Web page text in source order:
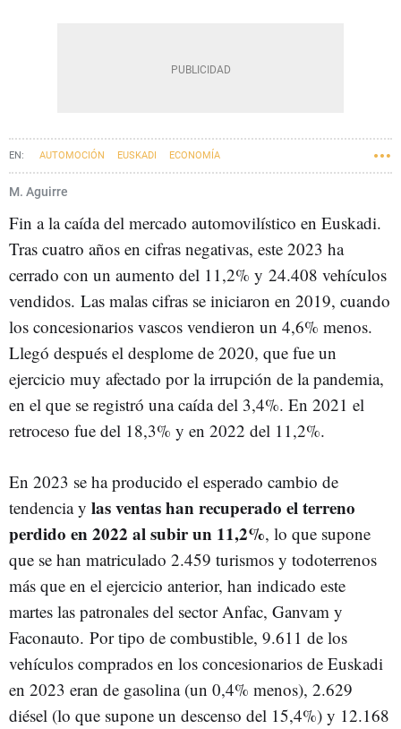
AUTOMOCIÓN EUSKADI ECONOMÍA
M. Aguirre
Fin a la caída del mercado automovilístico en Euskadi.
Tras cuatro años en cifras negativas, este 2023 ha
cerrado con un aumento del 11,2% y 24.408 vehículos
vendidos. Las malas cifras se iniciaron en 2019, cuando
los concesionarios vascos vendieron un 4,6% menos.
Llegó después el desplome de 2020, que fue un
ejercicio muy afectado por la irrupción de la pandemia,
en el que se registró una caída del 3,4%. En 2021 el
retroceso fue del 18,3% y en 2022 del 11,2%.
En 2023 se ha producido el esperado cambio de
tendencia y las ventas han recuperado el terreno
perdido en 2022 al subir un 11,2%, lo que supone
que se han matriculado 2.459 turismos y todoterrenos
más que en el ejercicio anterior, han indicado este
martes las patronales del sector Anfac, Ganvam y
Faconauto. Por tipo de combustible, 9.611 de los
vehículos comprados en los concesionarios de Euskadi
en 2023 eran de gasolina (un 0,4% menos), 2.629
diésel (lo que supone un descenso del 15,4%) y 12.168